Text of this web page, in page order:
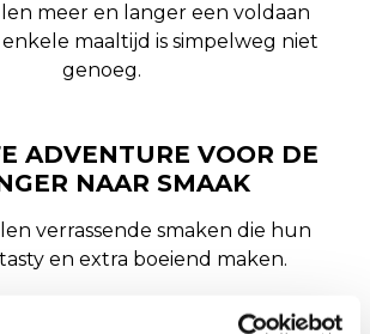
meer en langer een voldaan
maaltijd is simpelweg niet
genoeg.
ADVENTURE VOOR DE
NAAR SMAAK
verrassende smaken die hun
en extra boeiend maken.